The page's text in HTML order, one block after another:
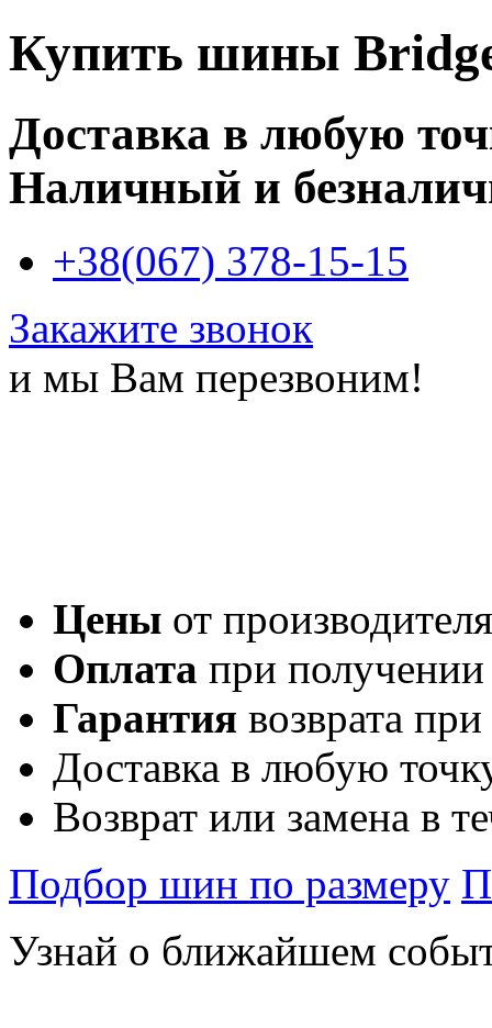
Купить шины
Доставка в любую
Наличный и
+38(067) 378-15-15
Закажите звонок
и мы Вам перезвоним!
Цены от производителя
Оплата при получении
Гарантия возврата
Доставка в любую
Возврат или замена в
Подбор шин по размеру
Узнай о ближайшем